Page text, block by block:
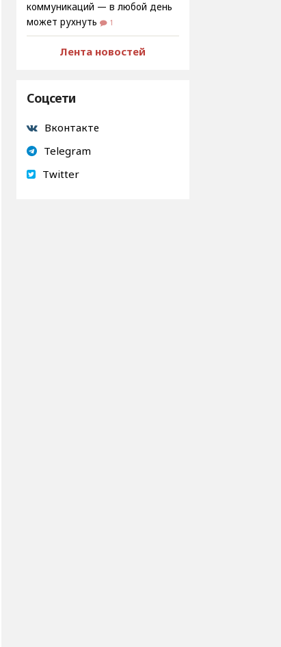
коммуникаций — в любой день
может рухнуть
1
Лента новостей
Соцсети
Вконтакте
Telegram
Twitter